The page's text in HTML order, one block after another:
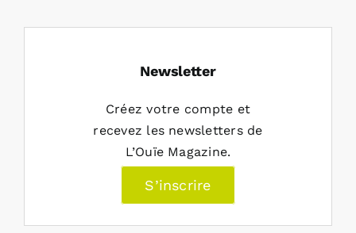
Newsletter
Créez votre compte et
recevez les newsletters de
L’Ouïe Magazine.
S’inscrire